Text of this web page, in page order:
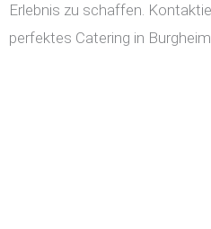
Erlebnis zu schaffen.
perfektes Catering in